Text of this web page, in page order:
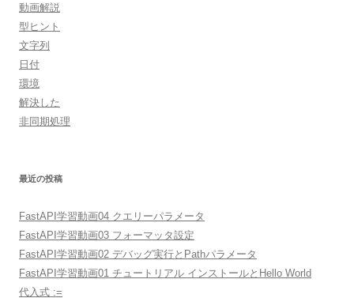
動画解説
型ヒント
文字列
日付
環境
解決した
非同期処理
最近の投稿
FastAPI学習動画04 クエリーパラメータ
FastAPI学習動画03 フォーマッタ設定
FastAPI学習動画02 デバッグ実行とPathパラメータ
FastAPI学習動画01 チュートリアル インストールとHello World
代入式 :=